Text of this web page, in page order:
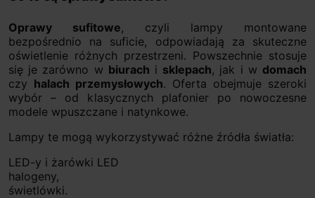
Oprawy sufitowe, czyli lampy montowane
bezpośrednio na suficie, odpowiadają za skuteczne
oświetlenie różnych przestrzeni. Powszechnie stosuje
się je zarówno w biurach i sklepach, jak i w domach
czy halach przemysłowych. Oferta obejmuje szeroki
wybór – od klasycznych plafonier po nowoczesne
modele wpuszczane i natynkowe.
Lampy te mogą wykorzystywać różne źródła światła:
LED-y i żarówki LED
halogeny,
świetlówki.